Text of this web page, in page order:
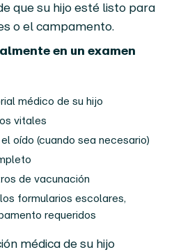
que su hijo esté listo para
o el campamento.
en un examen
médico de su hijo
vitales
oído (cuando sea necesario)
de vacunación
formularios escolares,
requeridos
médica de su hijo